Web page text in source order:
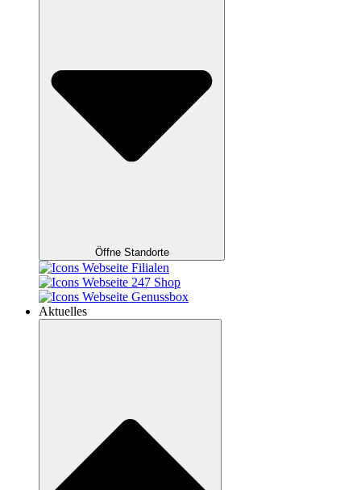
Öffne Standorte
Aktuelles